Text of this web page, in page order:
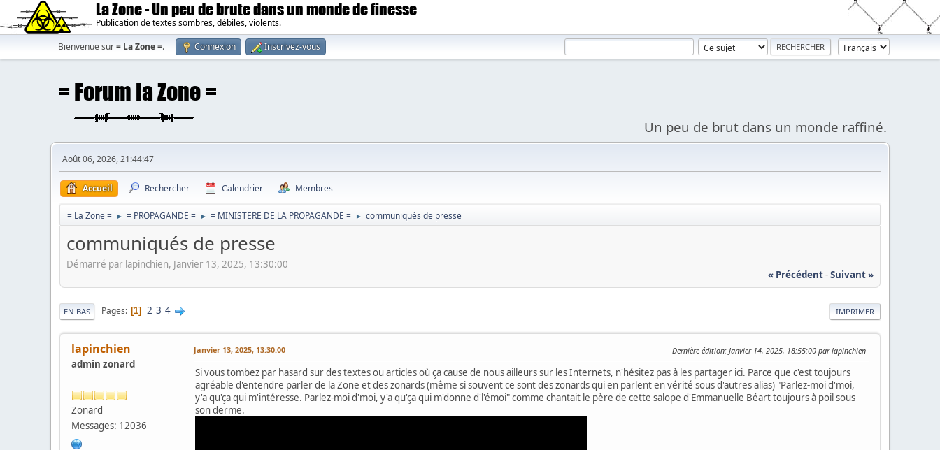
La Zone - Un peu de brute dans un monde de finesse
Publication de textes sombres, débiles, violents.
Bienvenue sur= La Zone =. Connexion Inscrivez-vous
Un peu de brut dans un monde raffiné.
Août 06, 2026, 21:44:47
Accueil Rechercher Calendrier Membres
= La Zone = ► = PROPAGANDE = ► = MINISTERE DE LA PROPAGANDE = ► communiqués de presse
communiqués de presse
Démarré par lapinchien, Janvier 13, 2025, 13:30:00
« Précédent-Suivant »
IMPRIMER
EN BAS Pages 1 2 3 4
lapinchien
admin zonard
Zonard
Messages: 12036
Janvier 13, 2025, 13:30:00 Dernière édition: Janvier 14, 2025, 18:55:00 par lapinchien
Si vous tombez par hasard sur des textes ou articles où ça cause de nous ailleurs sur les Internets, n'hésitez pas à les partager ici. Parce que c'est toujours
agréable d'entendre parler de la Zone et des zonards (même si souvent ce sont des zonards qui en parlent en vérité sous d'autres alias) "Parlez-moi d'moi,
y'a qu'ça qui m'intéresse. Parlez-moi d'moi, y'a qu'ça qui m'donne d'l'émoi" comme chantait le père de cette salope d'Emmanuelle Béart toujours à poil sous
son derme.